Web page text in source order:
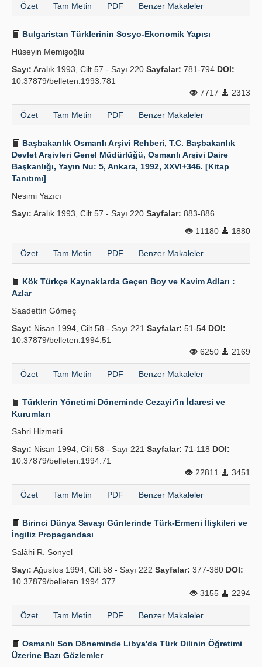
Özet Tam Metin PDF Benzer Makaleler
Bulgaristan Türklerinin Sosyo-Ekonomik Yapısı
Hüseyin Memişoğlu
Sayı: Aralık 1993, Cilt 57 - Sayı 220 Sayfalar: 781-794 DOI:
10.37879/belleten.1993.781
7717
2313
Özet Tam Metin PDF Benzer Makaleler
Başbakanlık Osmanlı Arşivi Rehberi, T.C. Başbakanlık
Devlet Arşivleri Genel Müdürlüğü, Osmanlı Arşivi Daire
Başkanlığı, Yayın Nu: 5, Ankara, 1992, XXVI+346. [Kitap
Tanıtımı]
Nesimi Yazıcı
Sayı: Aralık 1993, Cilt 57 - Sayı 220 Sayfalar: 883-886
11180
1880
Özet Tam Metin PDF Benzer Makaleler
Kök Türkçe Kaynaklarda Geçen Boy ve Kavim Adları :
Azlar
Saadettin Gömeç
Sayı: Nisan 1994, Cilt 58 - Sayı 221 Sayfalar: 51-54 DOI:
10.37879/belleten.1994.51
6250
2169
Özet Tam Metin PDF Benzer Makaleler
Türklerin Yönetimi Döneminde Cezayir'in İdaresi ve
Kurumları
Sabri Hizmetli
Sayı: Nisan 1994, Cilt 58 - Sayı 221 Sayfalar: 71-118 DOI:
10.37879/belleten.1994.71
22811
3451
Özet Tam Metin PDF Benzer Makaleler
Birinci Dünya Savaşı Günlerinde Türk-Ermeni İlişkileri ve
İngiliz Propagandası
Salâhi R. Sonyel
Sayı: Ağustos 1994, Cilt 58 - Sayı 222 Sayfalar: 377-380 DOI:
10.37879/belleten.1994.377
3155
2294
Özet Tam Metin PDF Benzer Makaleler
Osmanlı Son Döneminde Libya'da Türk Dilinin Öğretimi
Üzerine Bazı Gözlemler